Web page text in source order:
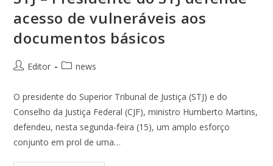
acesso de vulneráveis aos
documentos básicos
Editor news
O presidente do Superior Tribunal de Justiça (STJ) e do
Conselho da Justiça Federal (CJF), ministro Humberto Martins,
defendeu, nesta segunda-feira (15), um amplo esforço
conjunto em prol de uma…